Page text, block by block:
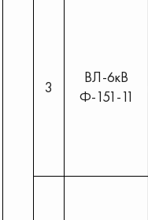
3
ВЛ-6кВ
Ф-151-11